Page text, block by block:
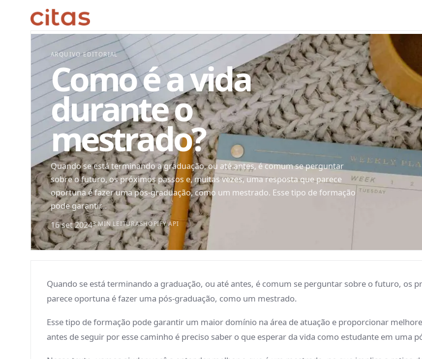
ARQUIVO EDITORIAL
Como é a vida
durante o
mestrado?
Quando se está terminando a graduação, ou até antes, é comum se perguntar
sobre o futuro, os próximos passos e, muitas vezes, uma resposta que parece
oportuna é fazer uma pós-graduação, como um mestrado. Esse tipo de formação
pode garantir...
16 set 20243 MIN LEITURASHOPIFY API
Quando se está terminando a graduação, ou até antes, é comum se perguntar sobre o futuro, os
parece oportuna é fazer uma pós-graduação, como um mestrado.
Esse tipo de formação pode garantir um maior domínio na área de atuação e proporcionar
antes de seguir por esse caminho é preciso saber o que esperar da vida como estudante em uma